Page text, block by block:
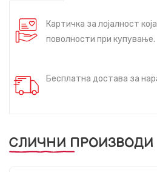
Картичка за лојалност
поволности при купување.
Бесплатна достава за
СЛИЧНИ ПРОИЗВОДИ